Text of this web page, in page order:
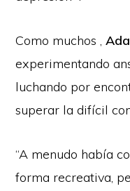
Como muchos ,
experimentando
luchando por
superar la difícil
“A menudo había
forma recreativa,